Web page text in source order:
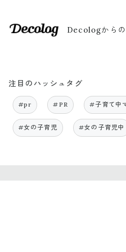
Decologから
注目のハッシュタグ
#pr #PR #子育て中
#女の子育児 #女の子育児中